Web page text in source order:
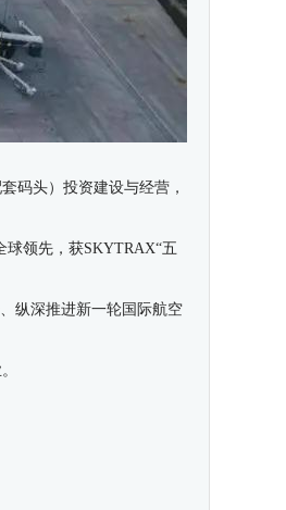
码头）投资建设与经营，
球领先，获SKYTRAX“五
纵深推进新一轮国际航空
。